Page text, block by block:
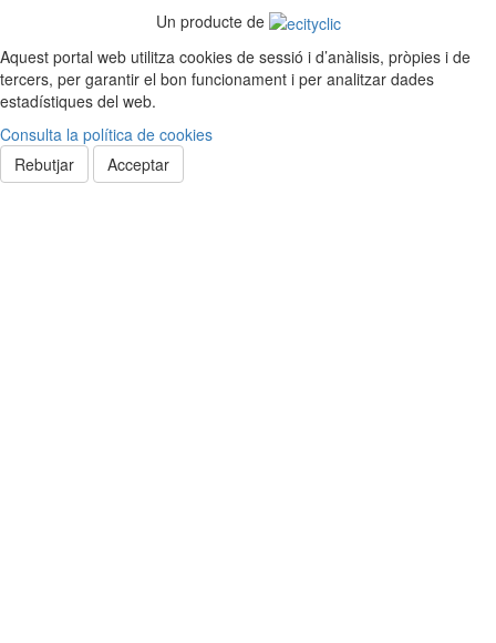
Un producte de
Aquest portal web utilitza cookies de sessió i d’anàlisis, pròpies i de
tercers, per garantir el bon funcionament i per analitzar dades
estadístiques del web.
Consulta la política de cookies
Rebutjar
Acceptar